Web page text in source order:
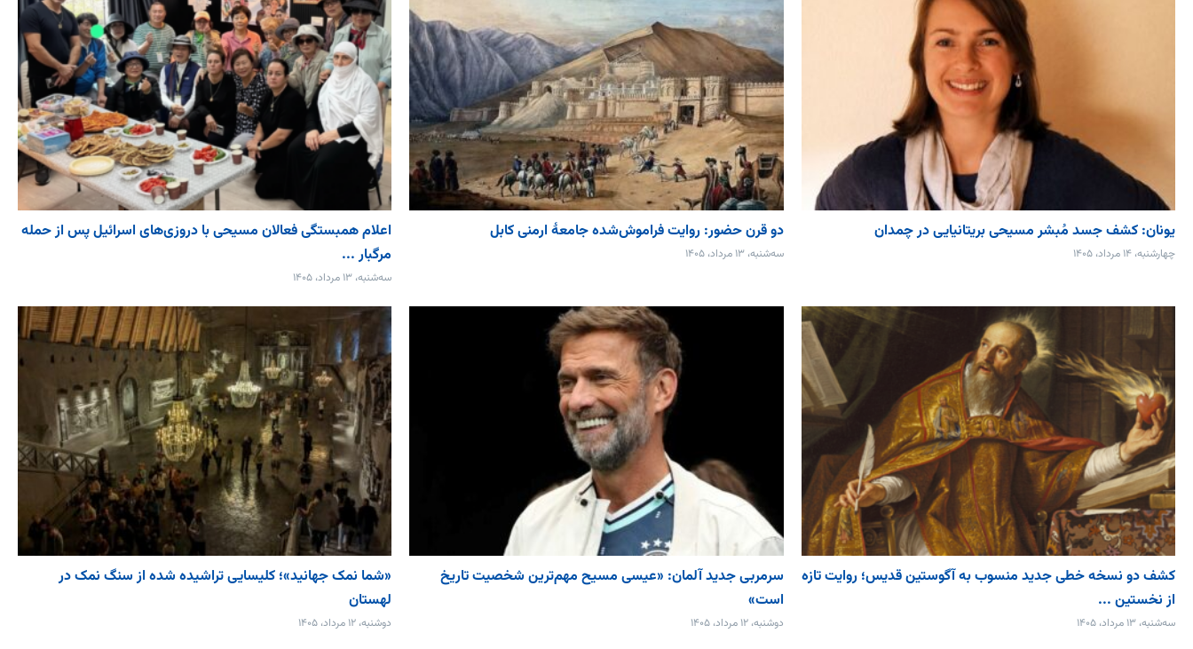
یونان: کشف جسد مُبشر مسیحی بریتانیایی در چمدان
چهارشنبه، ۱۴ مرداد، ۱۴۰۵
دو قرن حضور: روایت فراموش‌شده جامعۀ ارمنی کابل
سه‌شنبه، ۱۳ مرداد، ۱۴۰۵
اعلام همبستگی فعالان مسیحی با دروزی‌های اسرائیل پس از حمله
مرگبار ...
سه‌شنبه، ۱۳ مرداد، ۱۴۰۵
کشف دو نسخه خطی جدید منسوب به آگوستین قدیس؛ روایت تازه
از نخستین ...
سه‌شنبه، ۱۳ مرداد، ۱۴۰۵
سرمربی جدید آلمان: «عیسی مسیح مهم‌ترین شخصیت تاریخ
است»
دوشنبه، ۱۲ مرداد، ۱۴۰۵
«شما نمک جهانید»؛ کلیسایی تراشیده شده از سنگ نمک در
لهستان
دوشنبه، ۱۲ مرداد، ۱۴۰۵